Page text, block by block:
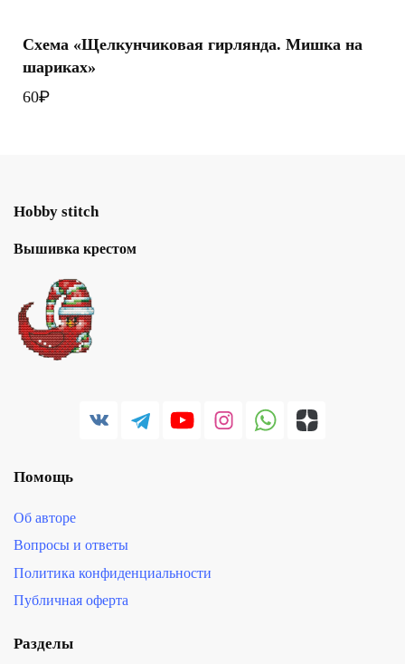
Схема «Щелкунчиковая гирлянда. Мишка на
шариках»
60₽
Hobby stitch
Вышивка крестом
Помощь
Об авторе
Вопросы и ответы
Политика конфиденциальности
Публичная оферта
Разделы